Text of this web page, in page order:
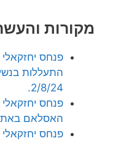
מקורות
התעללות
2/8/24.
האסלאם באתר